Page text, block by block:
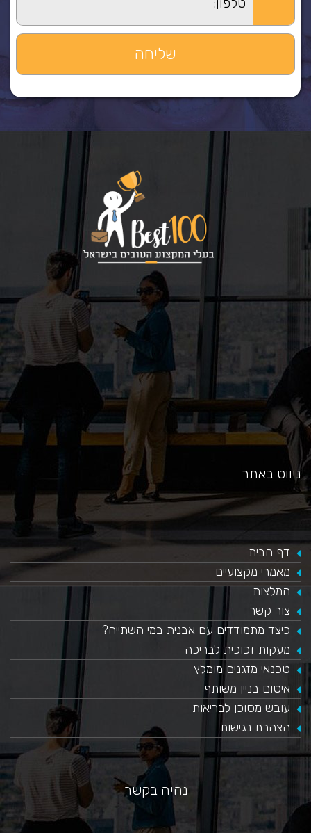
ניווט באתר
דף הבית
מאמרי מקצועיים
המלצות
צור קשר
כיצד מתמודדים עם אבנית במי השתייה?
​מעקות זכוכית לבריכה
טכנאי מזגנים מומלץ
איטום בניין משותף
עובש מסוכן לבריאות
הצהרת נגישות
נהיה בקשר